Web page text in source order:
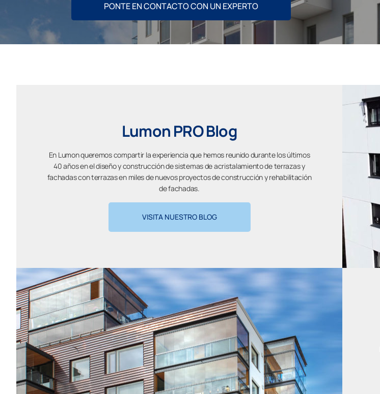
PONTE EN CONTACTO CON UN EXPERTO
Lumon PRO Blog
En Lumon queremos compartir la experiencia que hemos reunido durante los últimos
40 años en el diseño y construcción de sistemas de acristalamiento de terrazas y
fachadas con terrazas en miles de nuevos proyectos de construcción y rehabilitación
de fachadas.
VISITA NUESTRO BLOG